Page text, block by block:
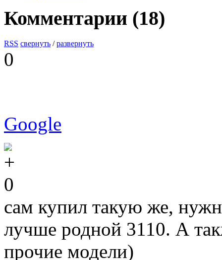
Комментарии (18)
RSS свернуть /развернуть
0
Google
0
сам купил такую же,
лучше родной 3110. А
прочие модели)